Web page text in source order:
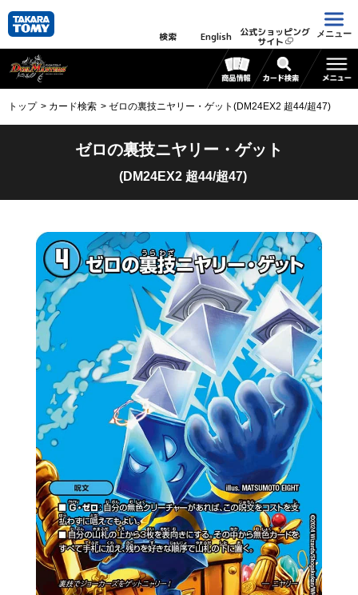
検索 English 公式ショッピング
サイト
メニュー
トップ カード検索 ゼロの裏技ニヤリー・ゲット(DM24EX2 超44/超47)
ゼロの裏技ニヤリー・ゲット
(DM24EX2 超44/超47)